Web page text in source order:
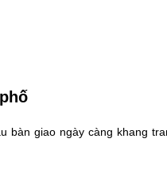
bàn giao ngày càng khang